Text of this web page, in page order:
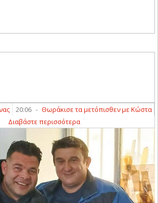
20:06 - Θωράκισε τα μετόπισθεν με Κώστα
Διαβάστε περισσότερα